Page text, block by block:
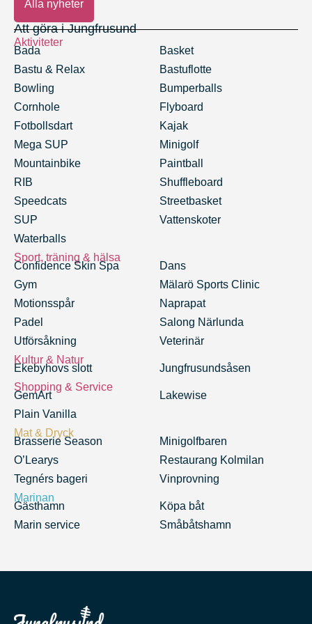
Alla nyheter
Att göra i Jungfrusund
Aktiviteter
Bada
Basket
Bastu & Relax
Bastuflotte
Bowling
Bumperballs
Cornhole
Flyboard
Fotbollsdart
Kajak
Mega SUP
Minigolf
Mountainbike
Paintball
RIB
Shuffleboard
Speedcats
Streetbasket
SUP
Vattenskoter
Waterballs
Sport, träning & hälsa
Confidence Skin Spa
Dans
Gym
Mälarö Sports Clinic
Motionsspår
Naprapat
Padel
Salong Närlunda
Utförsåkning
Veterinär
Kultur & Natur
Ekebyhovs slott
Jungfrusundsåsen
Shopping & Service
GemArt
Lakewise
Plain Vanilla
Mat & Dryck
Brasserie Season
Minigolfbaren
O’Learys
Restaurang Kolmilan
Tegnérs bageri
Vinprovning
Marinan
Gästhamn
Köpa båt
Marin service
Småbåtshamn